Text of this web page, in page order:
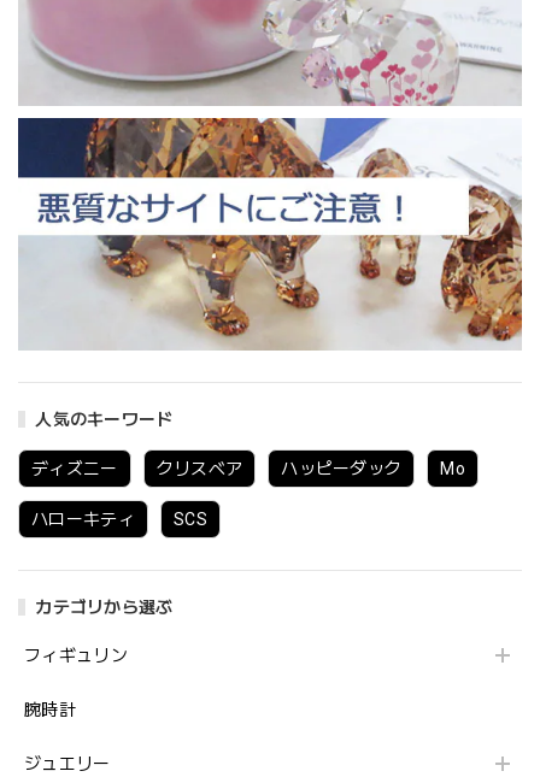
人気のキーワード
ディズニー クリスベア ハッピーダック Mo
ハローキティ SCS
カテゴリから選ぶ
フィギュリン
腕時計
ジュエリー